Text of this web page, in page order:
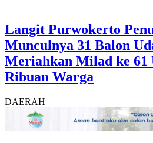
Langit Purwokerto
Munculnya 31 Balon
Meriahkan Milad ke 61
Ribuan Warga
DAERAH